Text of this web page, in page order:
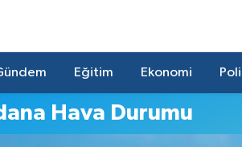
Eğitim Ekonomi
Hava Durumu